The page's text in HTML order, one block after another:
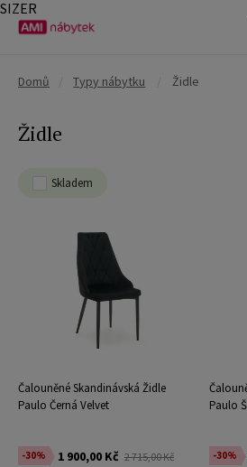
Domů Typy nábytku Židle
Židle
Skladem
Čalouněné Skandinávská Židle
Paulo Černá Velvet
-30% 1 900,00 Kč 2 715,00 Kč
Paulo
-30%
SIZER